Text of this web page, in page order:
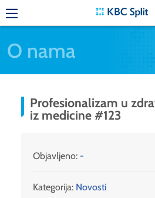
O nama
Profesionalizam u
iz medicine #123
Objavljeno: -
Kategorija: Novosti